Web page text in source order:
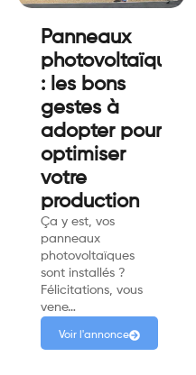
Panneaux
photovoltaïques
: les bons
gestes à
adopter pour
optimiser
votre
production
Ça y est, vos
panneaux
photovoltaïques
sont installés ?
Félicitations, vous
vene…
Voir l'annonce